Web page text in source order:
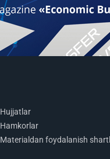
Hujjatlar
Hamkorlar
Materialdan foydalanish